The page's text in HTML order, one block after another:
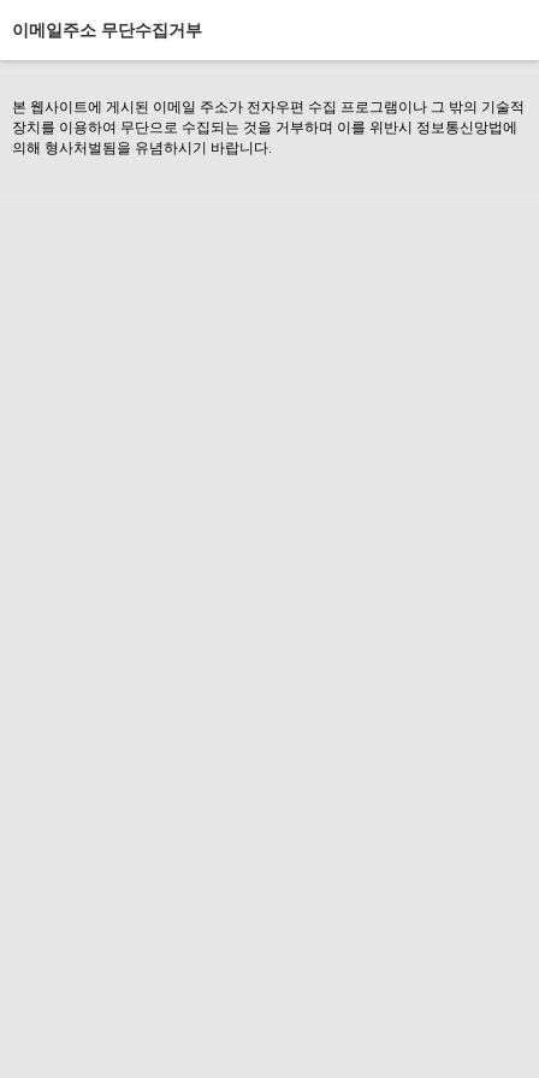
이메일주소 무단수집거부
본 웹사이트에 게시된 이메일 주소가 전자우편 수집 프로그램이나 그 밖의 기술적
장치를 이용하여 무단으로 수집되는 것을 거부하며 이를 위반시 정보통신망법에
의해 형사처벌됨을 유념하시기 바랍니다.